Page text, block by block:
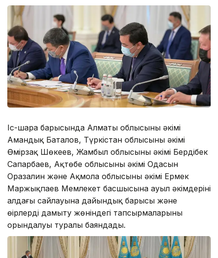
Іс-шара барысында Алматы облысының әкімі
Амандық Баталов, Түркістан облысының әкімі
Өмірзақ Шөкеев, Жамбыл облысының әкімі Бердібек
Сапарбаев, Ақтөбе облысының әкімі Оңдасын
Оразалин және Ақмола облысының әкімі Ермек
Маржықпаев Мемлекет басшысына ауыл әкімдерінің
алдағы сайлауына дайындық барысы және
өңірлерді дамыту жөніндегі тапсырмаларының
орындалуы туралы баяндады.